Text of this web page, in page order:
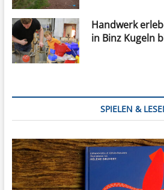
Handwerk
in Binz Kugeln
SPIELEN &